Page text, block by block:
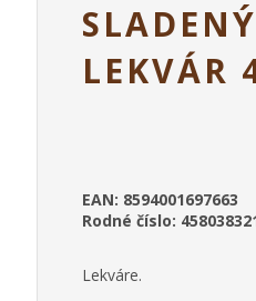
LEKVÁR
EAN: 8594001697663
Rodné číslo:
Lekváre.